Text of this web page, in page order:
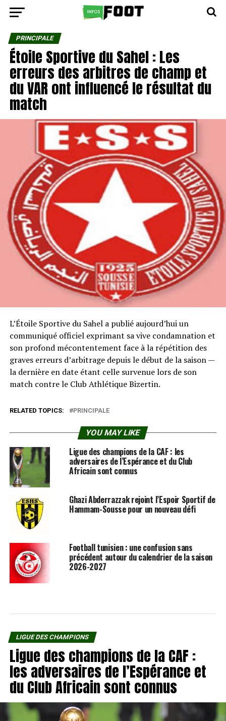
PRINCIPALE
Étoile Sportive du Sahel : Les
erreurs des arbitres de champ et
du VAR ont influencé le résultat du
match
L’Étoile Sportive du Sahel a publié aujourd’hui un
communiqué officiel exprimant sa vive condamnation et
son profond mécontentement face à la répétition des
graves erreurs d’arbitrage depuis le début de la saison —
la dernière en date étant celle survenue lors de son
match contre le Club Athlétique Bizertin.
RELATED TOPICS: PRINCIPALE
YOU MAY LIKE
Ligue des champions de la CAF : les
adversaires de l’Espérance et du Club
Africain sont connus
Ghazi Abderrazzak rejoint l’Espoir Sportif de
Hammam-Sousse pour un nouveau défi
Football tunisien : une confusion sans
précédent autour du calendrier de la saison
2026-2027
LIGUE DES CHAMPIONS
Ligue des champions de la CAF :
les adversaires de l’Espérance et
du Club Africain sont connus